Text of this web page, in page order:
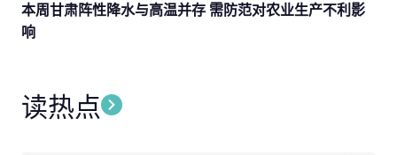
本周甘肃阵性降水与高温并存 需防范对农业生产不利影
响
读热点